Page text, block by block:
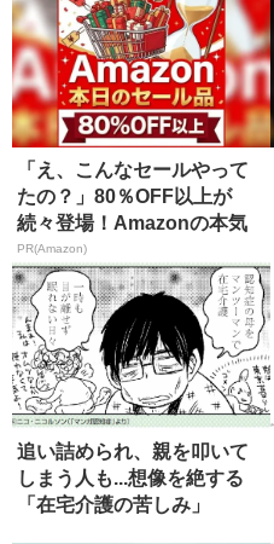
「え、こんなセールやって
たの？」80％OFF以上が
続々登場！Amazonの本気
が...
PR(Amazon)
追い詰められ、親を叩いて
しまう人も...想像を絶する
「在宅介護の苦しみ」